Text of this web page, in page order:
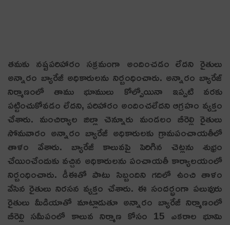
త‌మ‌కు న‌ష్ట‌ప‌రిహారం స‌క్రమంగా అందించ‌డం లేద‌ని రైతులు
అన్నారం బ్యారేజీ అధికారుల‌ను నిర్బంధించారు. అన్నారం బ్యారేజ్
నిర్మాణంలో తాము భూములు కోల్పోయినా ఇప్ప‌టి వ‌ర‌కు
ప‌ట్టించుకోవడం లేద‌ని, పరిహారం అందించలేదని ఆగ్ర‌హం వ్య‌క్తం
చేశారు. మంచిర్యాల జిల్లా చెన్నూరు మండ‌లం బీరెల్లి రైతులు
సోమవారం అన్నారం బ్యారేజీ అధికారులకు గ్రామపంచాయతీలో
తాళం వేశారు. బ్యారేజీ కాలువపై పెరిగిన చెట్ల‌ను శుభ్రం
చేయించేందుకు వచ్చిన అధికారులను పంచాయతీ కార్యాల‌యంలో
నిర్బంధించారు. డీఈతో పాటు సిబ్బందిని గ‌దిలో ఉంచి తాళం
వేసిన రైతులు నిరసన వ్యక్తం చేశారు. ఈ సందర్భంగా ప‌లువురు
రైతులు మీడియాతో మాట్లాడుతూ అన్నారం బ్యారేజీ నిర్మాణంలో
బీరెల్లి సమీపంలో కాలువ నిర్మాణ కోసం 15 ఎక‌రాల భూమి